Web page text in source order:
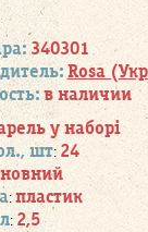
340301
Rosa
в наличии
у наборі
шт: 24
: пластик
: 2,5